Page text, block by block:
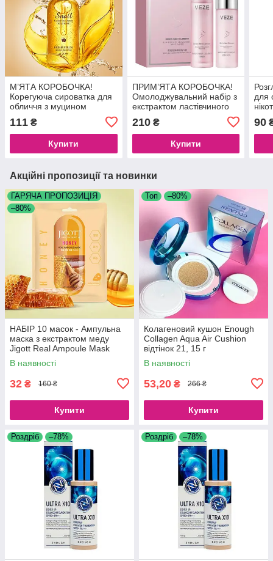
М’ЯТА КОРОБОЧКА!
Корегуюча сироватка для
обличчя з муцином
Niacinom Snail, 100 мл
111 ₴
Купити
ПРИМ’ЯТА КОРОБОЧКА!
Омолоджувальний набір з
екстрактом ластівчиного
Extract Niacinome Set, 120
ml + 80 ml
210₴
Купити
для
90
Акційні пропозиції та новинки
ГАРЯЧА ПРОПОЗИЦІЯ
–80%
НАБІР 10 масок - Ампульна
маска з екстрактом меду
Jigott Real Ampoule Mask
Honey, 10 шт.*27 мл.
В наявності
32 ₴ 160 ₴
Купити
Топ –80%
Колагеновий кушон Enough
Collagen Aqua Air Cushion
відтінок 21, 15 г
В наявності
53,20 ₴ 266 ₴
Купити
Роздріб –78% Роздріб –78%